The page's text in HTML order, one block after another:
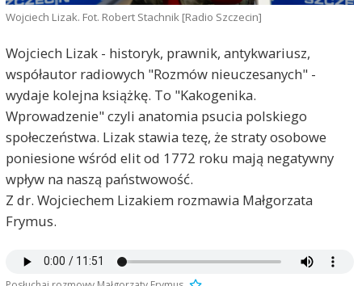
Wojciech Lizak. Fot. Robert Stachnik [Radio Szczecin]
Wojciech Lizak - historyk, prawnik, antykwariusz,
współautor radiowych "Rozmów nieuczesanych" -
wydaje kolejna książkę. To "Kakogenika.
Wprowadzenie" czyli anatomia psucia polskiego
społeczeństwa. Lizak stawia tezę, że straty osobowe
poniesione wśród elit od 1772 roku mają negatywny
wpływ na naszą państwowość.
Z dr. Wojciechem Lizakiem rozmawia Małgorzata
Frymus.